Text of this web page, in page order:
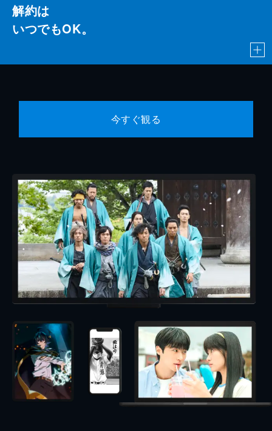
解約は
いつでもOK。
今すぐ観る